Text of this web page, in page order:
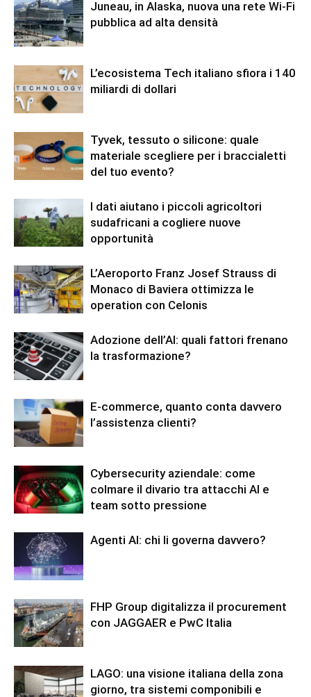
Juneau, in Alaska, nuova una rete Wi-Fi
pubblica ad alta densità
L’ecosistema Tech italiano sfiora i 140
miliardi di dollari
Tyvek, tessuto o silicone: quale
materiale scegliere per i braccialetti
del tuo evento?
I dati aiutano i piccoli agricoltori
sudafricani a cogliere nuove
opportunità
L’Aeroporto Franz Josef Strauss di
Monaco di Baviera ottimizza le
operation con Celonis
Adozione dell’AI: quali fattori frenano
la trasformazione?
E-commerce, quanto conta davvero
l’assistenza clienti?
Cybersecurity aziendale: come
colmare il divario tra attacchi AI e
team sotto pressione
Agenti AI: chi li governa davvero?
FHP Group digitalizza il procurement
con JAGGAER e PwC Italia
LAGO: una visione italiana della zona
giorno, tra sistemi componibili e